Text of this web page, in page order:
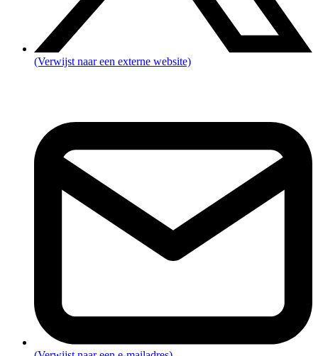
(Verwijst naar een externe website)